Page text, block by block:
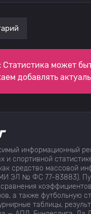
может
добавлять
информационный
и спортивной
средство массовой
ЭЛ № ФС 77-83883).
а также футбольную
таблицы,